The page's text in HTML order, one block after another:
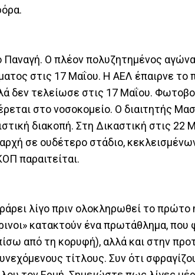
Παναγή. Ο πλέον πολυζητημένος
στις 17 Μαΐου. Η ΑΕΛ έπαιρνε
δεν τελείωσε στις 17 Μαΐου.
στο νοσοκομείο. Ο διαιτητής
διακοπή. Στη Δικαστική στις 22
σε ουδέτερο στάδιο,
παραιτείται.
λίγο πριν ολοκληρωθεί το πρώτο
κατακτούν ένα πρωτάθλημα, που
από τη κορυφή), αλλά και στην
τίτλους. Συν ότι